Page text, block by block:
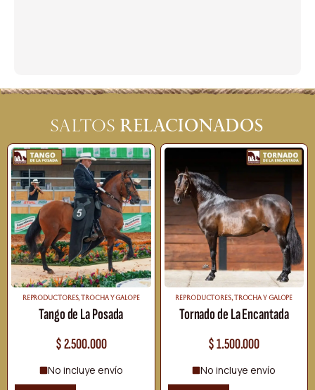
Saltos relacionados
REPRODUCTORES,TROCHA Y GALOPE
Tango de La Posada
$2.500.000
No incluye envío
REPRODUCTORES, TROCHA Y GALOPE
Tornado de La Encantada
$1.500.000
No incluye envío